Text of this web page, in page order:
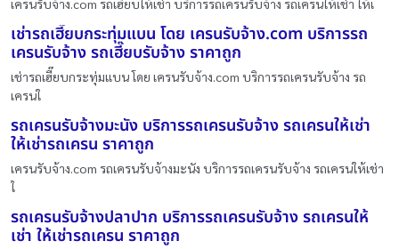
เช่ารถเฮี๊ยบกระทุ่มแบน โดย เครนรับจ้าง.com บริการรถ
เครนรับจ้าง รถเฮี๊ยบรับจ้าง ราคาถูก
เช่ารถเฮี๊ยบกระทุ่มแบน โดย เครนรับจ้าง.com บริการรถเครนรับจ้าง รถ
เครนใ
รถเครนรับจ้างมะนัง บริการรถเครนรับจ้าง รถเครนให้เช่า
ให้เช่ารถเครน ราคาถูก
เครนรับจ้าง.com รถเครนรับจ้างมะนัง บริการรถเครนรับจ้าง รถเครนให้เช่า
ใ
รถเครนรับจ้างปลาปาก บริการรถเครนรับจ้าง รถเครนให้
เช่า ให้เช่ารถเครน ราคาถูก